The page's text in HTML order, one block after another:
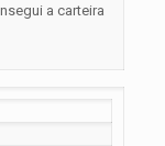
a carteira